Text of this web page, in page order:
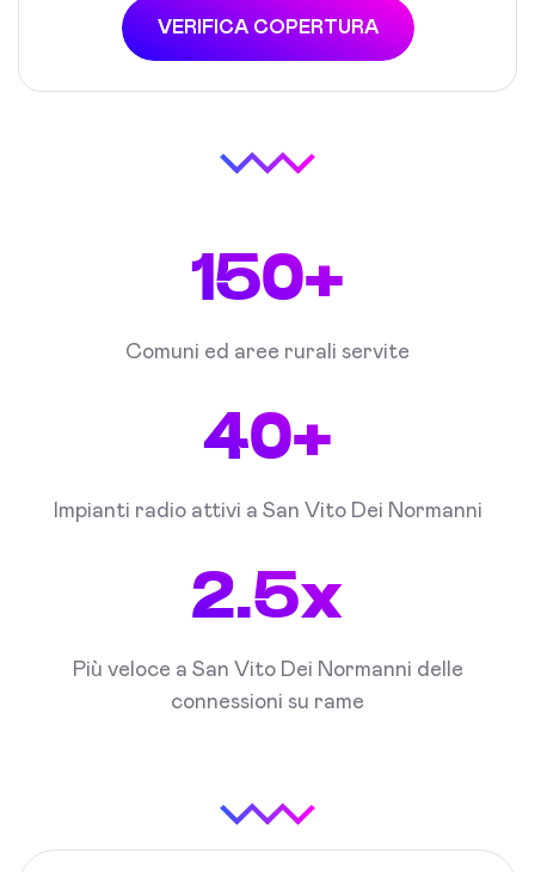
VERIFICA COPERTURA
150+
Comuni ed aree rurali servite
40+
Impianti radio attivi a San Vito Dei Normanni
2.5x
Più veloce a San Vito Dei Normanni delle
connessioni su rame